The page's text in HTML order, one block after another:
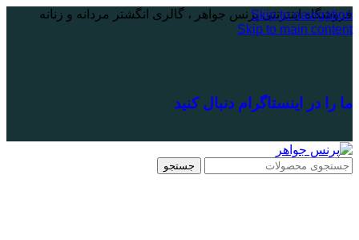
Skip to navigation
Skip to main content
فروشگاه اینترنتی پرنس جواهر ، گالری انگشتر مردانه و زنانه
ما را در اینستاگرام دنبال کنید
جستجو